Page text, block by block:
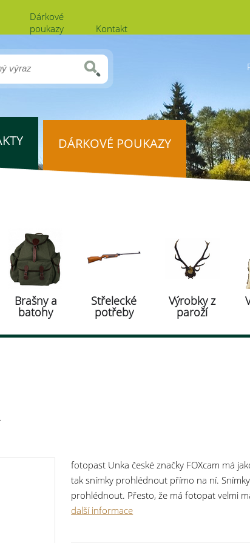
Dárkové
poukazy
Kontakt
DÁRKOVÉ POUKAZY
Brašny a
batohy
Střelecké
potřeby
Výrobky z
paroží
fotopast Unka české značky FOXcam má
tak snímky prohlédnout přímo na ní.
prohlédnout. Přesto, že má fotopat velmi
integrovat nejmodernější technologie.
další informace